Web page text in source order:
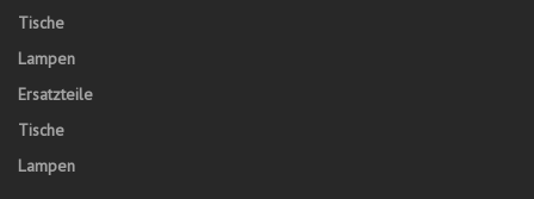
Tische
Lampen
Ersatzteile
Tische
Lampen